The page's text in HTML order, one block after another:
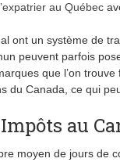
au Québec
ont un système de
peuvent parfois
que l’on
du Canada, ce qui
au
moyen de jours de